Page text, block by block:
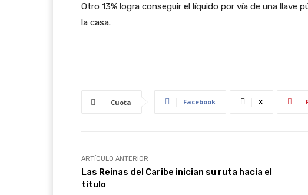
Otro 13% logra conseguir el líquido por vía de una llave
la casa.
Cuota Facebook X
ARTÍCULO ANTERIOR
Las Reinas del Caribe inician su ruta hacia el
título